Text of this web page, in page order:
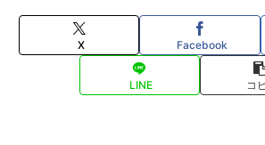
X Facebook
LINE コ